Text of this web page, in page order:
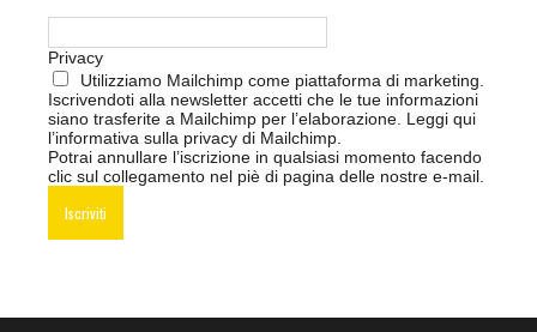
Privacy
Utilizziamo Mailchimp come piattaforma di marketing.
Iscrivendoti alla newsletter accetti che le tue informazioni
siano trasferite a Mailchimp per l’elaborazione. Leggi qui
l’informativa sulla privacy di Mailchimp
Potrai annullare l’iscrizione in qualsiasi momento facendo
clic sul collegamento nel piè di pagina delle nostre e-mail.